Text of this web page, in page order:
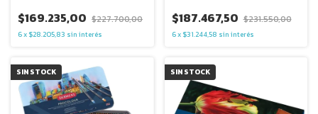
$169.235,00 $227.700,00
6x $28.205,83 sin interés
$187.467,50 $231.550,00
6x $31.244,58 sin interés
SIN STOCK SIN STOCK